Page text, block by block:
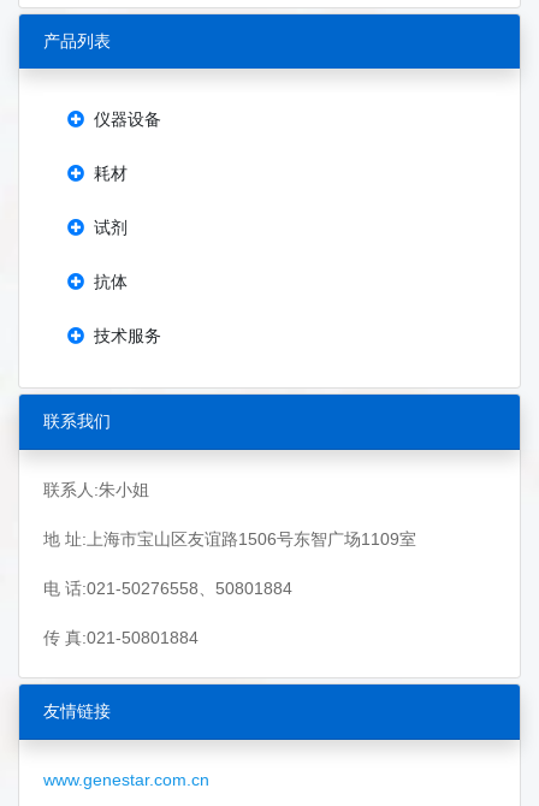
产品列表
仪器设备
耗材
试剂
抗体
技术服务
联系我们
联系人:朱小姐
地 址:上海市宝山区友谊路1506号东智广场1109室
电 话:021-50276558、50801884
传 真:021-50801884
友情链接
www.genestar.com.cn